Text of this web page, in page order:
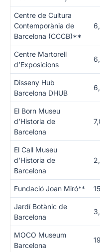
Centre de Cultura
Contemporània de
Barcelona (CCCB)**
Centre Martorell
d’Exposicions
Disseny Hub
Barcelona DHUB
El Born Museu
d’Historia de
Barcelona
El Call Museu
d’Historia de
Barcelona
Fundació Joan Miró**
Jardí Botànic de
Barcelona
MOCO Museum
Barcelona